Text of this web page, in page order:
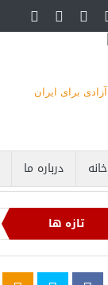
خانه درباره ما
تازه ها